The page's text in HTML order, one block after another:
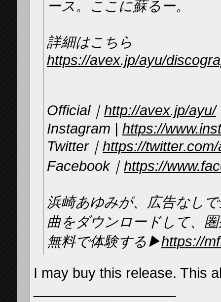
ース。ここに蘇るー。
詳細はこちら
https://avex.jp/ayu/
Official｜ http://avex.jp/ayu/
Instagram | https://
Twitter｜ https://
Facebook｜ https://
浜崎あゆみが、広告なし
曲をダウンロードして、
無料で体験する▶https://
I may buy this release. This